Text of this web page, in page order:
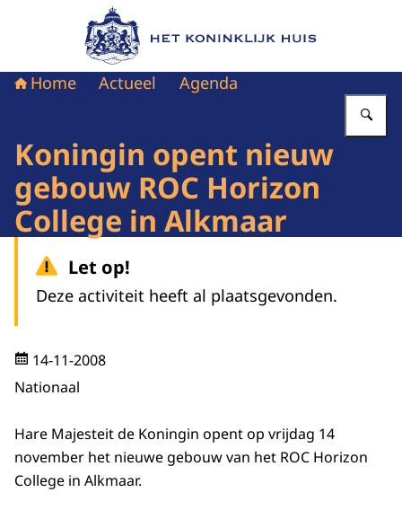
Naar de homepage van Het Koninklijk Huis
Home Actueel Agenda
Koningin opent nieuw
gebouw ROC Horizon
College in Alkmaar
Let op!
Deze activiteit heeft al plaatsgevonden.
14-11-2008
Nationaal
Hare Majesteit de Koningin opent op vrijdag 14
november het nieuwe gebouw van het ROC Horizon
College in Alkmaar.